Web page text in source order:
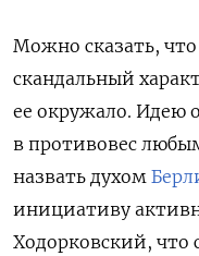
Можно сказать,
скандальный
ее окружало. Идею
в противовес
назвать духом
инициативу
Ходорковский, что